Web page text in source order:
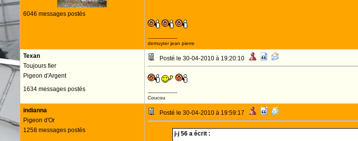
6046 messages postés
--------------------
demuyter jean pierre
Texan
Toujours fier
Pigeon d'Argent
1634 messages postés
Posté le 30-04-2010 à 19:20:10
--------------------
Coucou
indianna
Pigeon d'Or
1258 messages postés
Posté le 30-04-2010 à 19:59:17
j-j 56 a écrit :